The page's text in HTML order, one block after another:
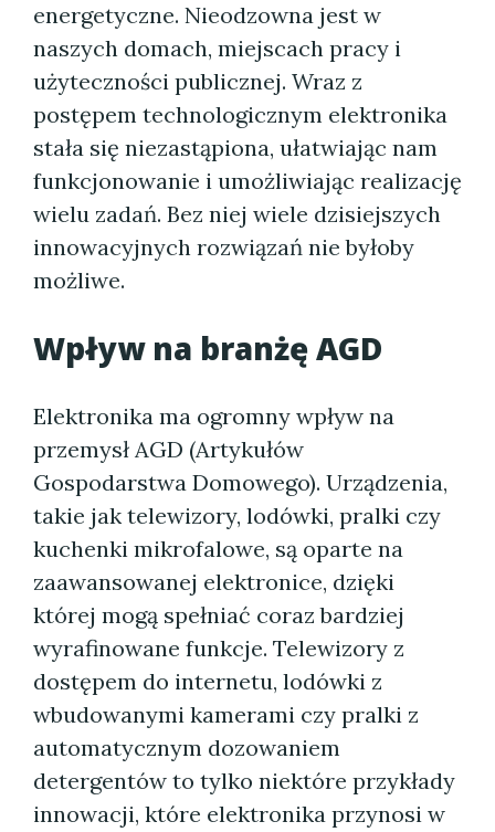
energetyczne. Nieodzowna jest w
naszych domach, miejscach pracy i
użyteczności publicznej. Wraz z
postępem technologicznym elektronika
stała się niezastąpiona, ułatwiając nam
funkcjonowanie i umożliwiając realizację
wielu zadań. Bez niej wiele dzisiejszych
innowacyjnych rozwiązań nie byłoby
możliwe.
Wpływ na branżę AGD
Elektronika ma ogromny wpływ na
przemysł AGD (Artykułów
Gospodarstwa Domowego). Urządzenia,
takie jak telewizory, lodówki, pralki czy
kuchenki mikrofalowe, są oparte na
zaawansowanej elektronice, dzięki
której mogą spełniać coraz bardziej
wyrafinowane funkcje. Telewizory z
dostępem do internetu, lodówki z
wbudowanymi kamerami czy pralki z
automatycznym dozowaniem
detergentów to tylko niektóre przykłady
innowacji, które elektronika przynosi w